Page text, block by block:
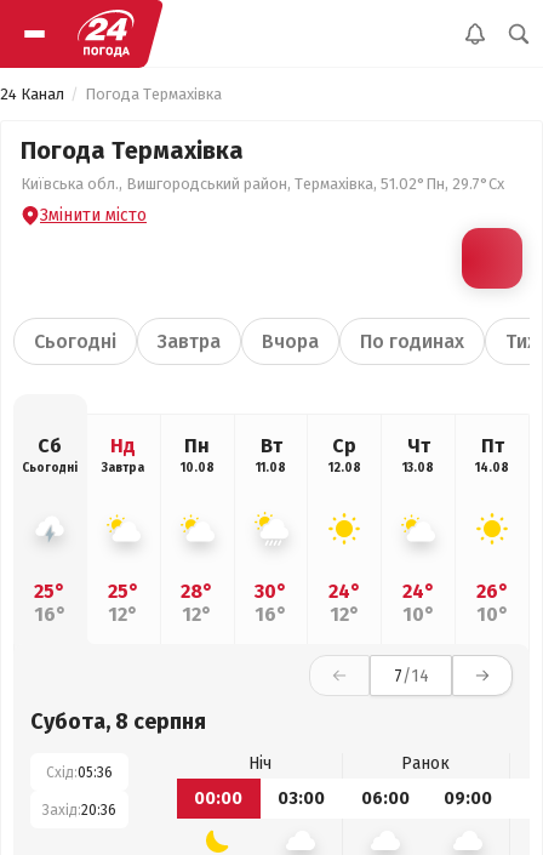
24 Канал Погода Термахівка
Погода Термахівка
Київська обл., Вишгородський район, Термахівка, 51.02°Пн, 29.7°Сх
Змінити місто
Сьогодні Завтра Вчора По годинах
Сб
Сьогодні
25°
16°
Нд
Завтра
25°
12°
Пн
10.08
28°
12°
Вт
11.08
30°
16°
Ср
12.08
24°
12°
Чт
13.08
24°
10°
Пт
14.08
26°
10°
7/14
Субота, 8 серпня
Схід:05:36
Захід:20:36
Ніч
Ранок
00:00
03:00 06:00 09:00